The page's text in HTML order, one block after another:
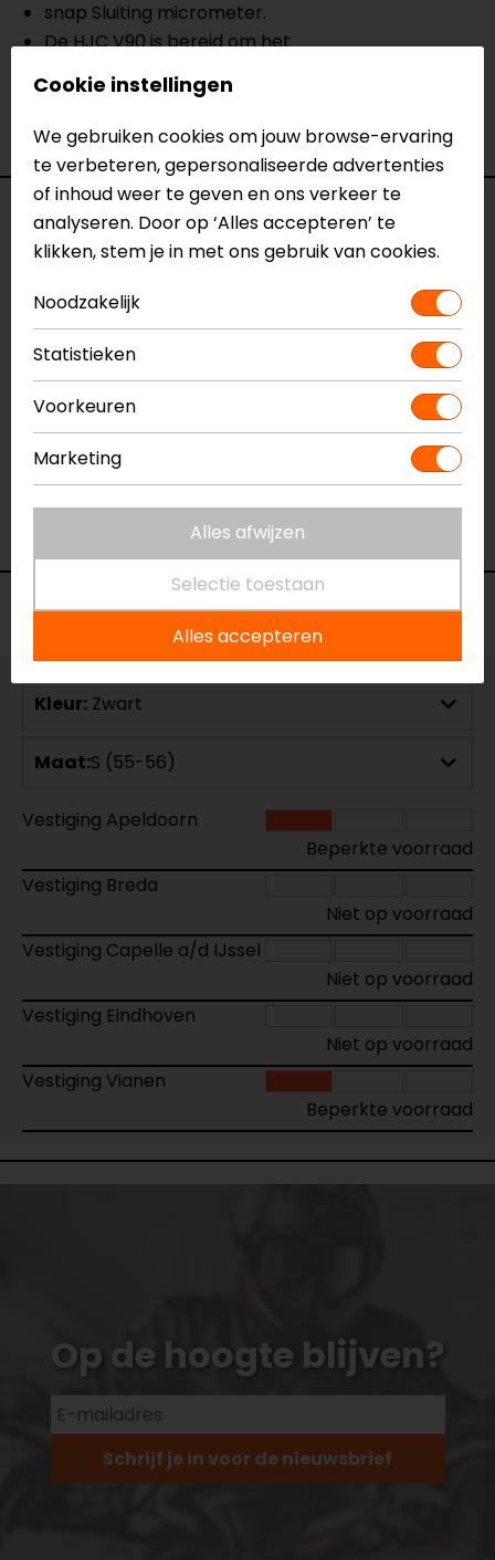
snap Sluiting micrometer.
De HJC V90 is bereid om het
communicatiesysteem SMART HJC Bluetooth te
integreren (apart verkrijgbaar).
Specificaties
Model
Merk
HJC
Kleur
Certificering
ECE 22.05
Communicatie
Universeel voorbereid
Kinbandsluiting
Rijstijl
Klassiek
Geïntegreerd zonnevizier
Ja
Voorraad
Kleur: Zwart
Maat:S (55-56)
Vestiging Apeldoorn
Beperkte voorraad
Vestiging Breda
Niet op voorraad
Vestiging Capelle a/d IJssel
Niet op voorraad
Vestiging Eindhoven
Niet op voorraad
Vestiging Vianen
Beperkte voorraad
Op de hoogte blijven?
Schrijf je in voor de nieuwsbrief
Cookie instellingen
We gebruiken cookies om jouw browse-ervaring
te verbeteren, gepersonaliseerde advertenties
of inhoud weer te geven en ons verkeer te
analyseren. Door op ‘Alles accepteren’ te
klikken, stem je in met ons gebruik van cookies.
Noodzakelijk
Statistieken
Voorkeuren
Marketing
Alles afwijzen
Selectie toestaan
Alles accepteren